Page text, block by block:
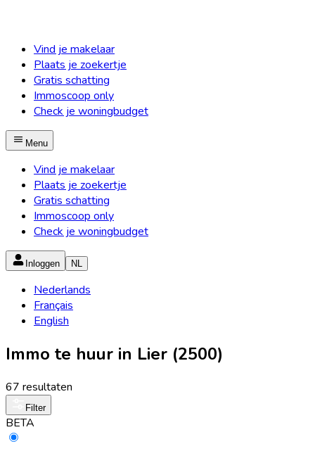
Vind je makelaar
Plaats je zoekertje
Gratis schatting
Immoscoop only
Check je woningbudget
Menu
Vind je makelaar
Plaats je zoekertje
Gratis schatting
Immoscoop only
Check je woningbudget
Inloggen NL
Nederlands
Français
English
Immo te huur in Lier (2500)
67 resultaten
Filter
BETA